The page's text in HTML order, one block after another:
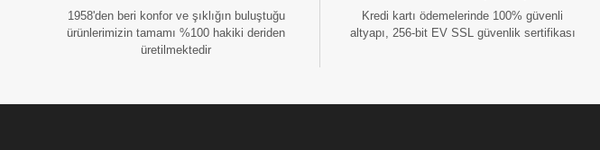
1958'den beri konfor ve şıklığın buluştuğu
ürünlerimizin tamamı %100 hakiki deriden
üretilmektedir
Kredi kartı ödemelerinde 100% güvenli
altyapı, 256-bit EV SSL güvenlik sertifikası